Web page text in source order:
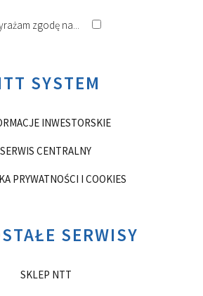
zgodę na...
SYSTEM
INWESTORSKIE
SERWIS CENTRALNY
PRYWATNOŚCI I COOKIES
SERWISY
SKLEP NTT